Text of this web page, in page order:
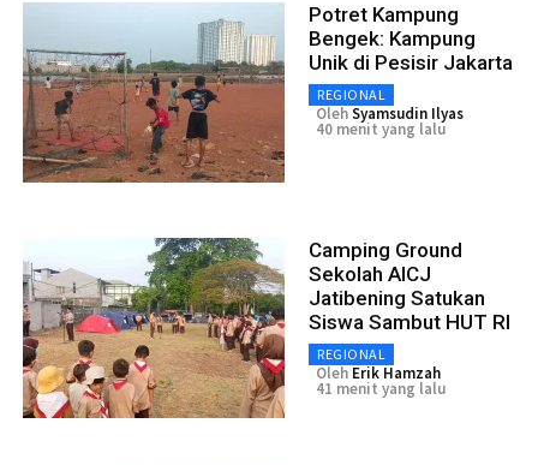
Potret Kampung
Bengek: Kampung
Unik di Pesisir Jakarta
REGIONAL
OlehSyamsudin Ilyas
40 menit yang lalu
Camping Ground
Sekolah AICJ
Jatibening Satukan
Siswa Sambut HUT RI
REGIONAL
Oleh Erik Hamzah
41 menit yang lalu